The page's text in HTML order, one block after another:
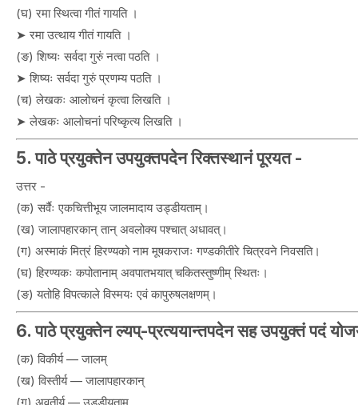
(घ) रमा स्थित्वा गीतं गायति ।
➤ रमा उत्थाय गीतं गायति ।
(ङ) शिष्यः सर्वदा गुरुं नत्वा पठति ।
➤ शिष्यः सर्वदा गुरुं प्रणम्य पठति ।
(च) लेखकः आलोचनं कृत्वा लिखति ।
➤ लेखकः आलोचनां परिष्कृत्य लिखति ।
5. पाठे प्रयुक्तेन उपयुक्तपदेन रिक्तस्थानं पूरयत -
उत्तर -
(क) सर्वैः एकचित्तीभूय जालमादाय उड्डीयताम्।
(ख) जालापहारकान् तान् अवलोक्य पश्चात् अधावत्।
(ग) अस्माकं मित्रं हिरण्यको नाम मूषकराजः गण्डकीतीरे चित्रवने निवसति।
(घ) हिरण्यकः कपोतानाम् अवपातभयात् चकितस्तुष्णीम् स्थितः।
(ङ) यतोहि विपत्काले विस्मयः एवं कापुरुषलक्षणम्।
6. पाठे प्रयुक्तेन ल्यप्-प्रत्ययान्तपदेन सह उपयुक्तं पदं
(क) विकीर्य — जालम्
(ख) विस्तीर्य — जालापहारकान्